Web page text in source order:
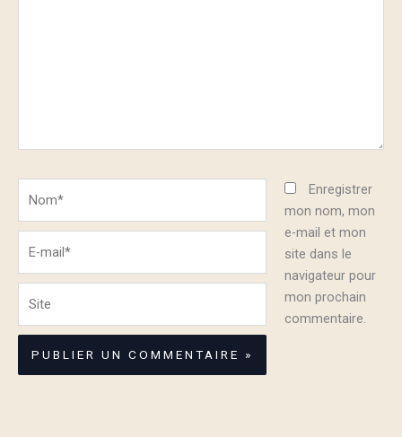
mail*
Enregistrer
mon nom, mon
e-mail et mon
site dans le
navigateur pour
mon prochain
commentaire.